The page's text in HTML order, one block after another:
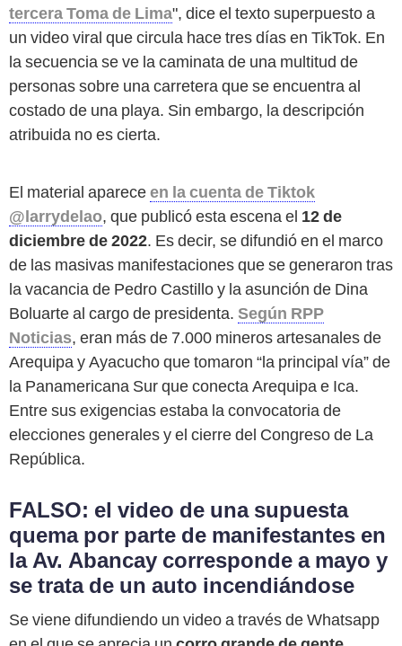
tercera Toma de Lima", dice el texto superpuesto a
un video viral que circula hace tres días en TikTok. En
la secuencia se ve la caminata de una multitud de
personas sobre una carretera que se encuentra al
costado de una playa. Sin embargo, la descripción
atribuida no es cierta.
El material apareceen la cuenta de Tiktok
@larrydelao, que publicó esta escena el 12 de
diciembre de 2022. Es decir, se difundió en el marco
de las masivas manifestaciones que se generaron tras
la vacancia de Pedro Castillo y la asunción de Dina
Boluarte al cargo de presidenta. Según RPP
Noticias, eran más de 7.000 mineros artesanales de
Arequipa y Ayacucho que tomaron “la principal vía” de
la Panamericana Sur que conecta Arequipa e Ica.
Entre sus exigencias estaba la convocatoria de
elecciones generales y el cierre del Congreso de La
República.
FALSO: el video de una supuesta
quema por parte de manifestantes en
la Av. Abancay corresponde a mayo y
se trata de un auto incendiándose
Se viene difundiendo un video a través de Whatsapp